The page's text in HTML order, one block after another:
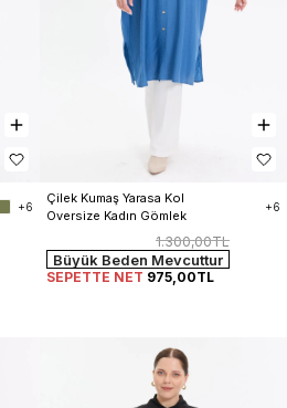
+6
Çilek Kumaş Yarasa Kol
Oversize Kadın Gömlek
+6
1.300,00TL
Büyük Beden Mevcuttur
SEPETTE NET 975,00TL